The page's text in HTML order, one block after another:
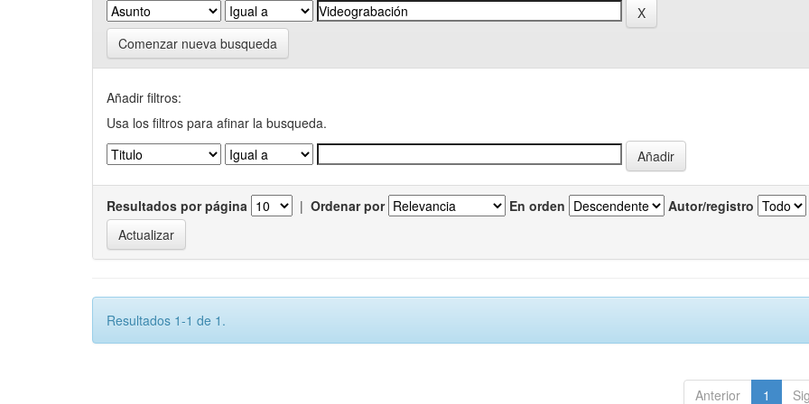
Comenzar nueva busqueda
Añadir filtros:
Usa los filtros para afinar la busqueda.
Resultados por página | Ordenar por En orden Autor/registro
Resultados 1-1 de 1.
Anterior 1